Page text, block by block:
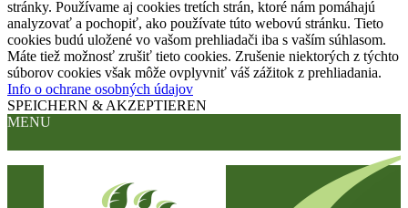
stránky. Používame aj cookies tretích strán, ktoré nám pomáhajú
analyzovať a pochopiť, ako používate túto webovú stránku. Tieto
cookies budú uložené vo vašom prehliadači iba s vaším súhlasom.
Máte tiež možnosť zrušiť tieto cookies. Zrušenie niektorých z týchto
súborov cookies však môže ovplyvniť váš zážitok z prehliadania.
Info o ochrane osobných údajov
SPEICHERN & AKZEPTIEREN
MENU